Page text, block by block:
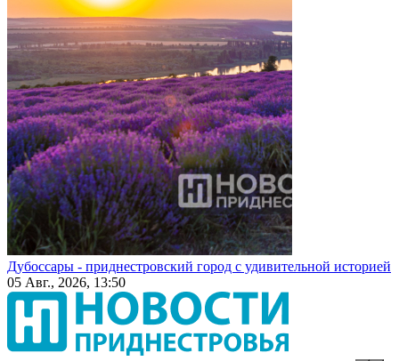
Дубоссары - приднестровский город с удивительной историей
05 Авг., 2026, 13:50